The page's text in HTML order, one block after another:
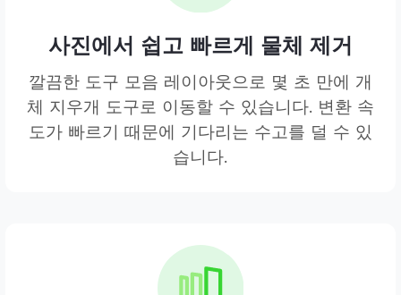
사진에서 쉽고 빠르게 물체 제거
깔끔한 도구 모음 레이아웃으로 몇 초 만에 개
체 지우개 도구로 이동할 수 있습니다. 변환 속
도가 빠르기 때문에 기다리는 수고를 덜 수 있
습니다.